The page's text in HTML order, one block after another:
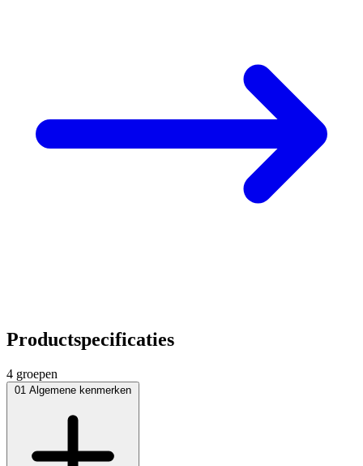
Productspecificaties
4 groepen
01 Algemene kenmerken